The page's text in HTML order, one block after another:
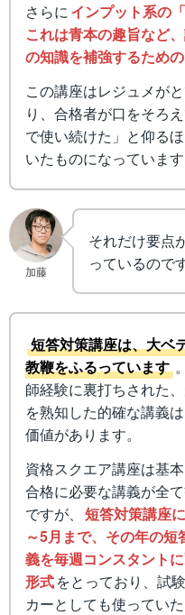
さらにインプット系の
これは青本の趣旨など
の知識を補強するため
この講座はレジュメが
り、合格者が口をそろ
で使い続けた」と仰る
いたものになっています
加藤
それだけ要点
っているので
短答対策講座は、大ベ
教鞭をふるっています
師経験に裏打ちされた
を熟知した的確な講義
価値があります。
資格スクエア講座は基
合格に必要な講義が全
ですが、 短答対策講座
～5月まで、その年の
義を毎週コンスタント
形式をとっており、試
カーとしても使っていた